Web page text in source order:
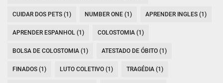
CUIDAR DOS PETS (1) NUMBER ONE (1) APRENDER INGLES (1)
APRENDER ESPANHOL (1) COLOSTOMIA (1)
BOLSA DE COLOSTOMIA (1) ATESTADO DE ÓBITO (1)
FINADOS (1) LUTO COLETIVO (1) TRAGÉDIA (1)